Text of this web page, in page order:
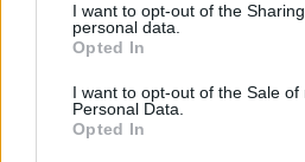
I want to opt-out of the
personal data.
Opted In
I want to opt-out of the Sale of
Personal Data.
Opted In